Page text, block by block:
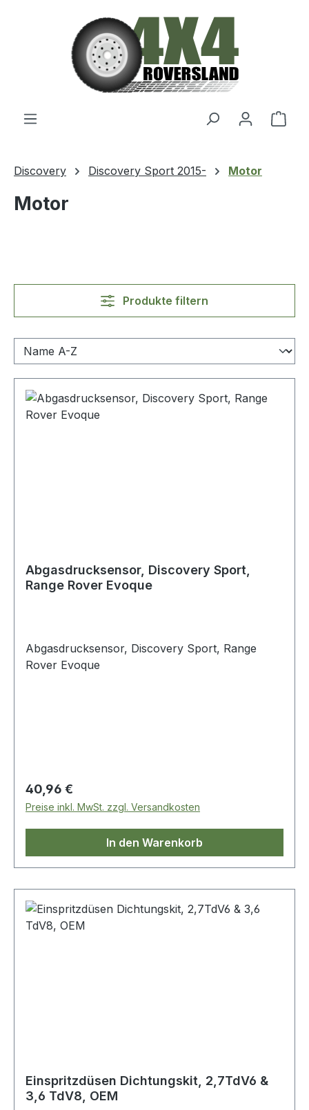
Zum Hauptinhalt springen
Discovery Discovery Sport 2015- Motor
Motor
Produkte filtern
Abgasdrucksensor, Discovery Sport,
Range Rover Evoque
Abgasdrucksensor, Discovery Sport, Range
Rover Evoque
Regulärer Preis:
40,96 €
Preise inkl. MwSt. zzgl. Versandkosten
In den Warenkorb
Einspritzdüsen Dichtungskit, 2,7TdV6 &
3,6 TdV8, OEM